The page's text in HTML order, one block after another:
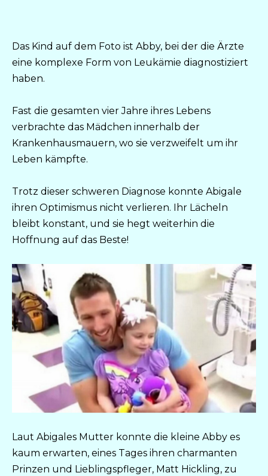
Das Kind auf dem Foto ist Abby, bei der die Ärzte
eine komplexe Form von Leukämie diagnostiziert
haben.
Fast die gesamten vier Jahre ihres Lebens
verbrachte das Mädchen innerhalb der
Krankenhausmauern, wo sie verzweifelt um ihr
Leben kämpfte.
Trotz dieser schweren Diagnose konnte Abigale
ihren Optimismus nicht verlieren. Ihr Lächeln
bleibt konstant, und sie hegt weiterhin die
Hoffnung auf das Beste!
Laut Abigales Mutter konnte die kleine Abby es
kaum erwarten, eines Tages ihren charmanten
Prinzen und Lieblingspfleger, Matt Hickling, zu